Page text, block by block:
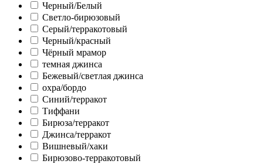
Черный/Белый
Светло-бирюзовый
Серый/терракотовый
Черный/красный
Чёрный мрамор
темная джинса
Бежевый/светлая джинса
охра/бордо
Синий/терракот
Тиффани
Бирюза/терракот
Джинса/терракот
Вишневый/хаки
Бирюзово-терракотовый